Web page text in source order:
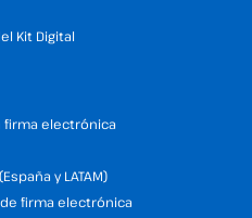
Kit Digital
firma electrónica
y LATAM)
firma electrónica